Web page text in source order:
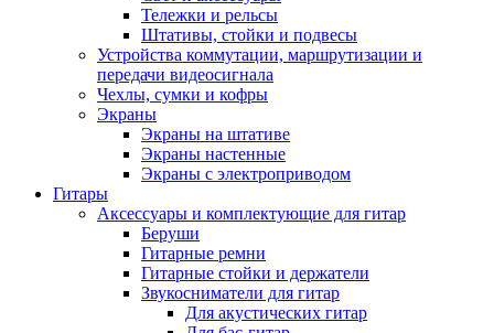
Тележки и рельсы
Штативы, стойки и подвесы
Устройства коммутации, маршрутизации и
передачи видеосигнала
Чехлы, сумки и кофры
Экраны
Экраны на штативе
Экраны настенные
Экраны с электроприводом
Гитары
Аксессуары и комплектующие для гитар
Беруши
Гитарные ремни
Гитарные стойки и держатели
Звукосниматели для гитар
Для акустических гитар